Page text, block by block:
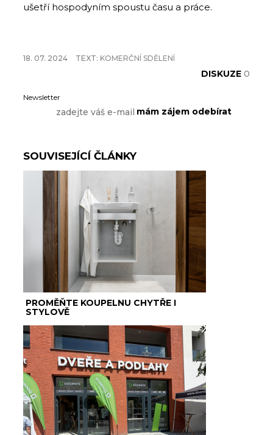
ušetří hospodyním spoustu času a práce.
18. 07. 2024 TEXT: KOMERČNÍ SDĚLENÍ
DISKUZE 0
Newsletter
SOUVISEJÍCÍ ČLÁNKY
PROMĚŇTE KOUPELNU CHYTŘE I
STYLOVĚ